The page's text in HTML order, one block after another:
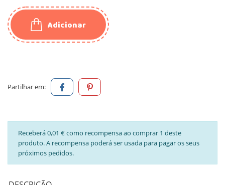
Adicionar
Partilhar em:
Receberá 0,01 € como recompensa ao comprar 1 deste
produto. A recompensa poderá ser usada para pagar os seus
próximos pedidos.